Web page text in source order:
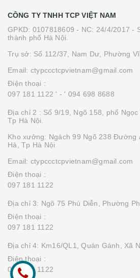
CÔNG TY TNHH TCP VIỆT NAM
GPKD: 0107818609 - NC: 24/4/2017 -
thành phố Hà Nội.
Trụ sở: Số 112/37, Nam Dư, Phường
Email: ctypccctcpvietnam@gmail.com
Điện thoại :
097 181 1122 ' - ' 094 698 8688
Địa chỉ 2 : Số 9/19, Ngõ 158, phố
Tp Hà Nội.
Kho xưởng: Ngách 99 Ngõ 238 Đường
Hà, Tp Hà Nội
Email: ctypccctcpvietnam@gmail.com
Điện thoại :
097 181 1122
Địa chỉ 3: Ngõ 75 Phú Diễn, Phường
Điện thoại :
097 181 1122
Địa chỉ 4: Km16/QL1, Quán Gánh, Xã
Điện thoại :
097 181 1122